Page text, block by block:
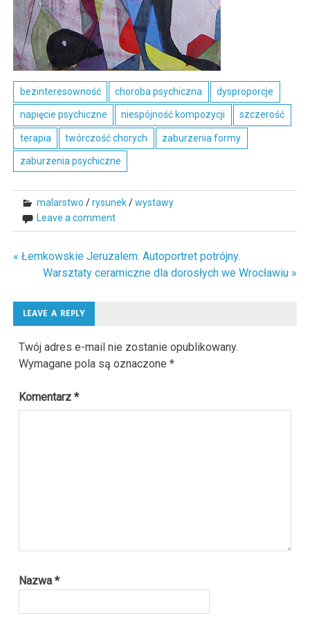
bezinteresowność choroba psychiczna dysproporcje
napięcie psychiczne niespójność kompozycji szczerość
terapia twórczość chorych zaburzenia formy
zaburzenia psychiczne
malarstwo /rysunek/wystawy
Leave a comment
Nawigacja
« Łemkowskie Jeruzalem: Autoportret potrójny.
Warsztaty ceramiczne dla dorosłych we Wrocławiu »
LEAVE A REPLY
Twój adres e-mail nie zostanie opublikowany.
Wymagane pola są oznaczone*
Komentarz*
Nazwa*